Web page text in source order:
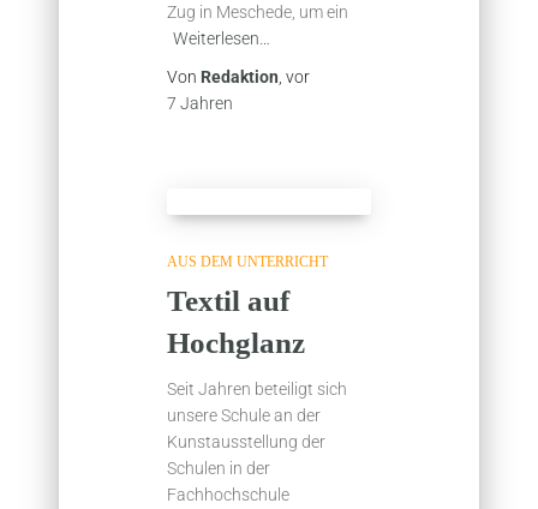
Zug in Meschede, um ein
Weiterlesen…
Von Redaktion , vor
7 Jahren
AUS DEM UNTERRICHT
Textil auf
Hochglanz
Seit Jahren beteiligt sich
unsere Schule an der
Kunstausstellung der
Schulen in der
Fachhochschule